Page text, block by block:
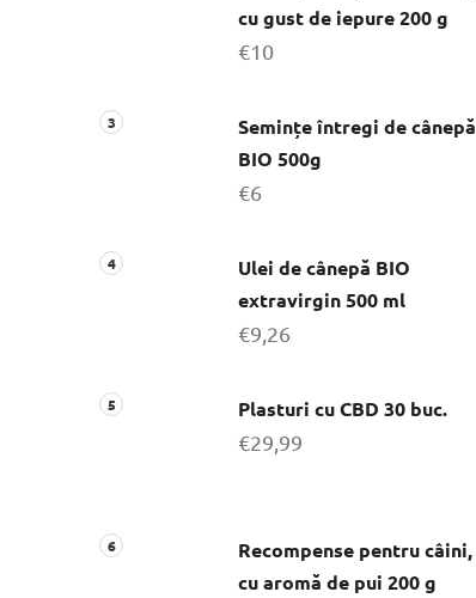
cu gust de iepure 200 g
€10
Semințe întregi de cânepă
BIO 500g
€6
Ulei de cânepă BIO
extravirgin 500 ml
€9,26
Plasturi cu CBD 30 buc.
€29,99
Recompense pentru câini,
cu aromă de pui 200 g